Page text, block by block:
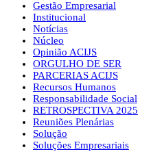
Gestão Empresarial
Institucional
Notícias
Núcleo
Opinião ACIJS
ORGULHO DE SER
PARCERIAS ACIJS
Recursos Humanos
Responsabilidade Social
RETROSPECTIVA 2025
Reuniões Plenárias
Solução
Soluções Empresariais